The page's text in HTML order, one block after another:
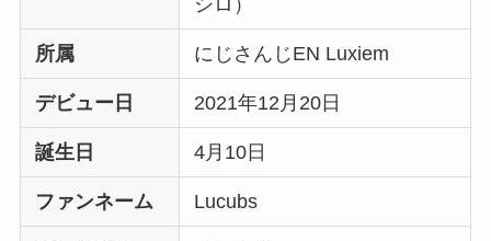
所属 にじさんじEN Luxiem
デビュー日 2021年12月20日
誕生日 4月10日
ファンネーム Lucubs